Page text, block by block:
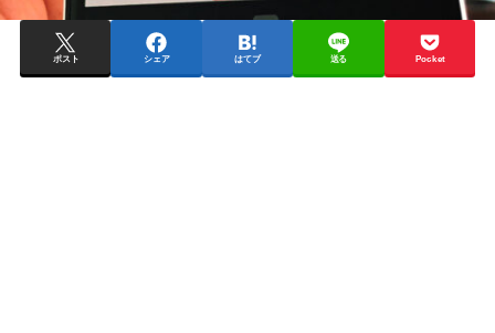
ポスト シェア はてブ 送る Pocket